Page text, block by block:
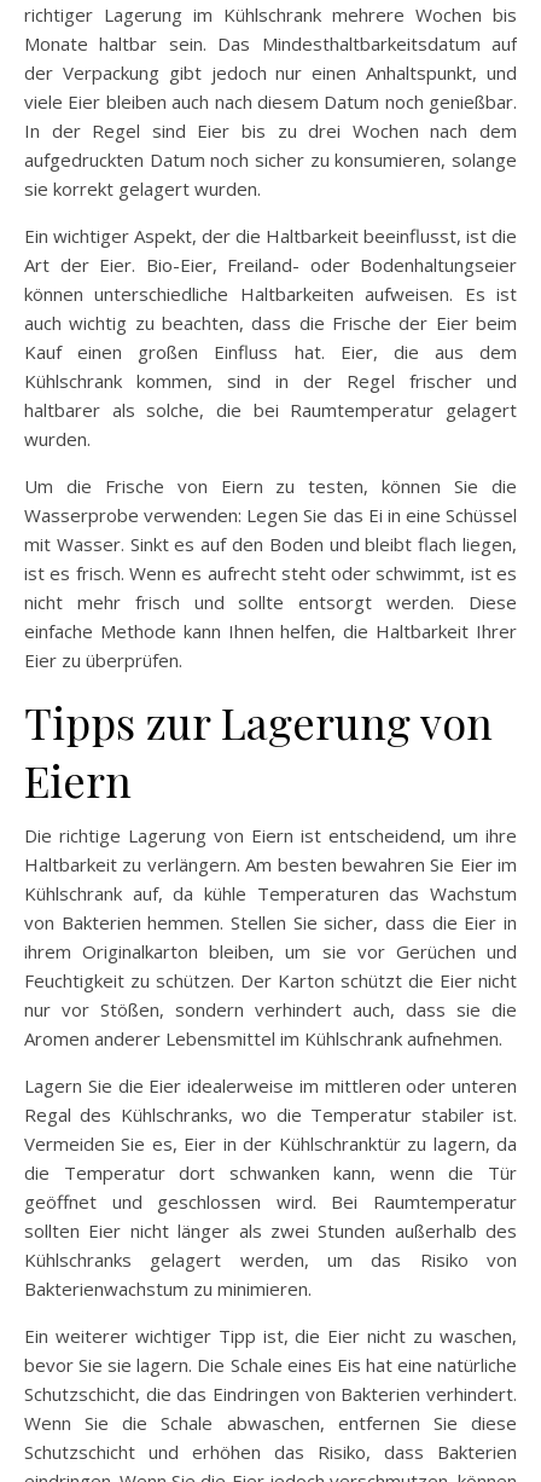
richtiger Lagerung im Kühlschrank mehrere Wochen bis
Monate haltbar sein. Das Mindesthaltbarkeitsdatum auf
der Verpackung gibt jedoch nur einen Anhaltspunkt, und
viele Eier bleiben auch nach diesem Datum noch genießbar.
In der Regel sind Eier bis zu drei Wochen nach dem
aufgedruckten Datum noch sicher zu konsumieren, solange
sie korrekt gelagert wurden.
Ein wichtiger Aspekt, der die Haltbarkeit beeinflusst, ist die
Art der Eier. Bio-Eier, Freiland- oder Bodenhaltungseier
können unterschiedliche Haltbarkeiten aufweisen. Es ist
auch wichtig zu beachten, dass die Frische der Eier beim
Kauf einen großen Einfluss hat. Eier, die aus dem
Kühlschrank kommen, sind in der Regel frischer und
haltbarer als solche, die bei Raumtemperatur gelagert
wurden.
Um die Frische von Eiern zu testen, können Sie die
Wasserprobe verwenden: Legen Sie das Ei in eine Schüssel
mit Wasser. Sinkt es auf den Boden und bleibt flach liegen,
ist es frisch. Wenn es aufrecht steht oder schwimmt, ist es
nicht mehr frisch und sollte entsorgt werden. Diese
einfache Methode kann Ihnen helfen, die Haltbarkeit Ihrer
Eier zu überprüfen.
Tipps zur Lagerung von
Eiern
Die richtige Lagerung von Eiern ist entscheidend, um ihre
Haltbarkeit zu verlängern. Am besten bewahren Sie Eier im
Kühlschrank auf, da kühle Temperaturen das Wachstum
von Bakterien hemmen. Stellen Sie sicher, dass die Eier in
ihrem Originalkarton bleiben, um sie vor Gerüchen und
Feuchtigkeit zu schützen. Der Karton schützt die Eier nicht
nur vor Stößen, sondern verhindert auch, dass sie die
Aromen anderer Lebensmittel im Kühlschrank aufnehmen.
Lagern Sie die Eier idealerweise im mittleren oder unteren
Regal des Kühlschranks, wo die Temperatur stabiler ist.
Vermeiden Sie es, Eier in der Kühlschranktür zu lagern, da
die Temperatur dort schwanken kann, wenn die Tür
geöffnet und geschlossen wird. Bei Raumtemperatur
sollten Eier nicht länger als zwei Stunden außerhalb des
Kühlschranks gelagert werden, um das Risiko von
Bakterienwachstum zu minimieren.
Ein weiterer wichtiger Tipp ist, die Eier nicht zu waschen,
bevor Sie sie lagern. Die Schale eines Eis hat eine natürliche
Schutzschicht, die das Eindringen von Bakterien verhindert.
Wenn Sie die Schale abwaschen, entfernen Sie diese
Schutzschicht und erhöhen das Risiko, dass Bakterien